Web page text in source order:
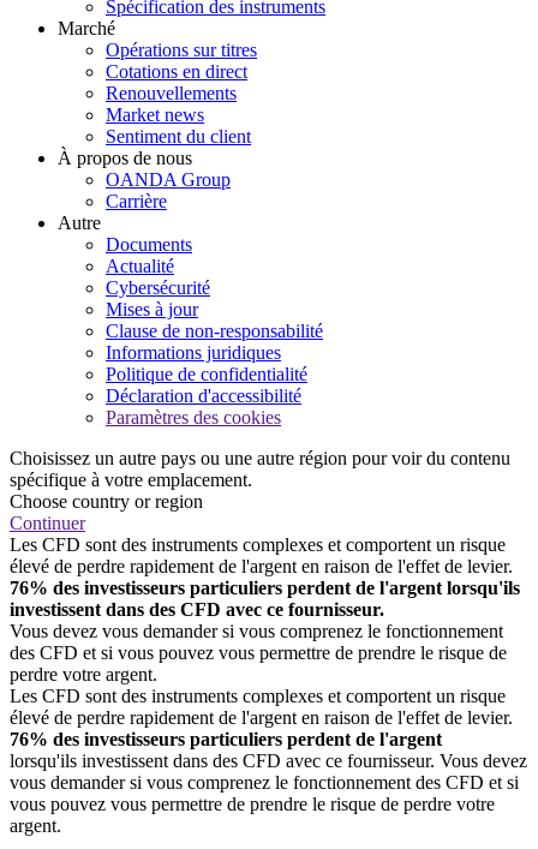
Spécification des instruments
Marché
Opérations sur titres
Cotations en direct
Renouvellements
Market news
Sentiment du client
À propos de nous
OANDA Group
Carrière
Autre
Documents
Actualité
Cybersécurité
Mises à jour
Clause de non-responsabilité
Informations juridiques
Politique de confidentialité
Déclaration d'accessibilité
Paramètres des cookies
Choisissez un autre pays ou une autre région pour voir du contenu
spécifique à votre emplacement.
Choose country or region
Continuer
Les CFD sont des instruments complexes et comportent un risque
élevé de perdre rapidement de l'argent en raison de l'effet de levier.
76% des investisseurs particuliers perdent de l'argent lorsqu'ils
investissent dans des CFD avec ce fournisseur.
Vous devez vous demander si vous comprenez le fonctionnement
des CFD et si vous pouvez vous permettre de prendre le risque de
perdre votre argent.
Les CFD sont des instruments complexes et comportent un risque
élevé de perdre rapidement de l'argent en raison de l'effet de levier.
76% des investisseurs particuliers perdent de l'argent
lorsqu'ils investissent dans des CFD avec ce fournisseur. Vous devez
vous demander si vous comprenez le fonctionnement des CFD et si
vous pouvez vous permettre de prendre le risque de perdre votre
argent.